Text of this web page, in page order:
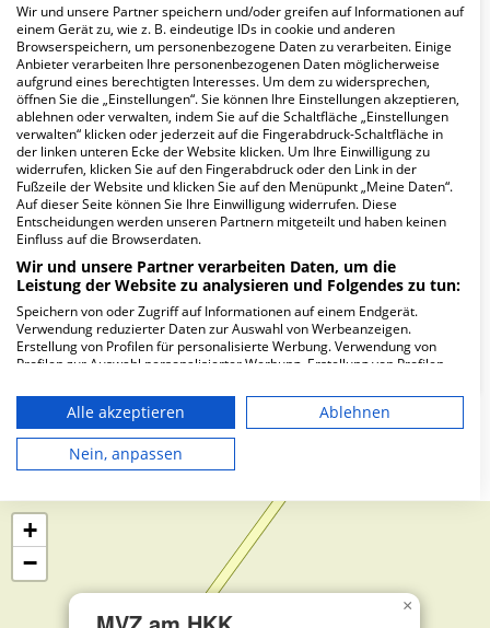
FAQ
Hier ﬁnden Sie häuﬁg gestellte Fragen zu dieser Klinik.
Wie lautet die Adresse von MVZ am HKK
Walsrode GmbH?
Saarstr. 16
29664 Walsrode
Wie ist die Telefonnummer von MVZ am HKK
Walsrode GmbH?
Karte
×
+
−
Wir und unsere Partner speichern und/oder greifen auf Informationen auf
einem Gerät zu, wie z. B. eindeutige IDs in cookie und anderen
Browserspeichern, um personenbezogene Daten zu verarbeiten. Einige
Anbieter verarbeiten Ihre personenbezogenen Daten möglicherweise
aufgrund eines berechtigten Interesses. Um dem zu widersprechen,
öffnen Sie die „Einstellungen“. Sie können Ihre Einstellungen akzeptieren,
ablehnen oder verwalten, indem Sie auf die Schaltfläche „Einstellungen
verwalten“ klicken oder jederzeit auf die Fingerabdruck-Schaltfläche in
der linken unteren Ecke der Website klicken. Um Ihre Einwilligung zu
widerrufen, klicken Sie auf den Fingerabdruck oder den Link in der
Fußzeile der Website und klicken Sie auf den Menüpunkt „Meine Daten“.
Auf dieser Seite können Sie Ihre Einwilligung widerrufen. Diese
Entscheidungen werden unseren Partnern mitgeteilt und haben keinen
Einfluss auf die Browserdaten.
Wir und unsere Partner verarbeiten Daten, um die
Leistung der Website zu analysieren und Folgendes zu tun:
Speichern von oder Zugriff auf Informationen auf einem Endgerät.
Verwendung reduzierter Daten zur Auswahl von Werbeanzeigen.
Erstellung von Profilen für personalisierte Werbung. Verwendung von
Profilen zur Auswahl personalisierter Werbung. Erstellung von Profilen
personalisierter Inhalte. Messung der Werbeleistung. Messung der
Performance von Inhalten. Analyse von Zielgruppen durch Statistiken
oder Kombinationen von Daten aus verschiedenen Quellen. Entwicklung
und Verbesserung der Angebote. Verwendung reduzierter Daten zur
Auswahl von Inhalten.
die USA gesendet werden.
Ihre Einwilligung und die cookie Richtlinie gelten ausschließlich für diese
Website/App.
Partnerliste anzeigen (1 IAB-Anbieter)
Wir nutzen Ihre Daten für folgende Zwecke:
Alle akzeptieren
Ablehnen
Nein, anpassen